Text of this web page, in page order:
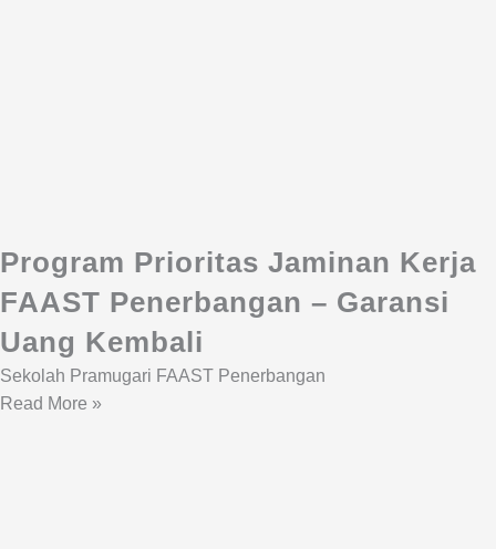
Program Prioritas Jaminan Kerja
FAAST Penerbangan – Garansi
Uang Kembali
Sekolah Pramugari FAAST Penerbangan
Read More »